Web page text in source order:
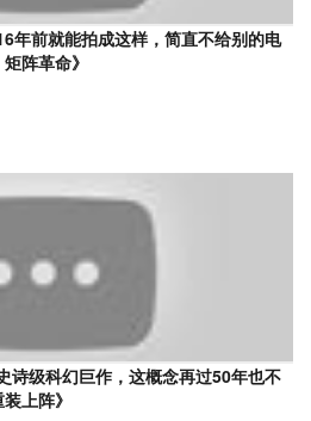
年前就能拍成这样，简直不给别的电
阵革命》
诗级科幻巨作，这概念再过50年也不
上阵》